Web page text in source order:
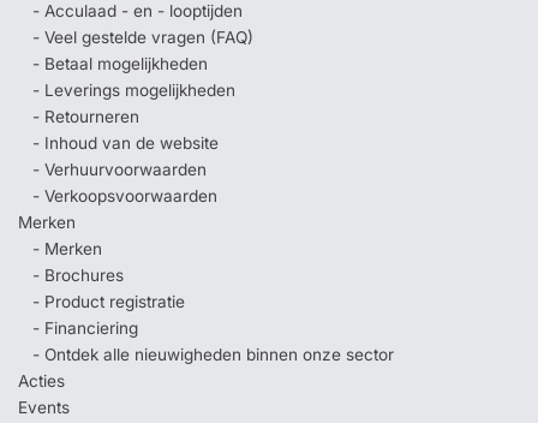
- Acculaad - en - looptijden
- Veel gestelde vragen (FAQ)
- Betaal mogelijkheden
- Leverings mogelijkheden
- Retourneren
- Inhoud van de website
- Verhuurvoorwaarden
- Verkoopsvoorwaarden
Merken
- Merken
- Brochures
- Product registratie
- Financiering
- Ontdek alle nieuwigheden binnen onze sector
Acties
Events